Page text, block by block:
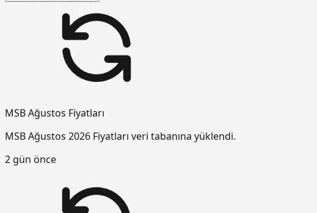
MSB Ağustos Fiyatları
MSB Ağustos 2026 Fiyatları veri tabanına yüklendi.
2 gün önce